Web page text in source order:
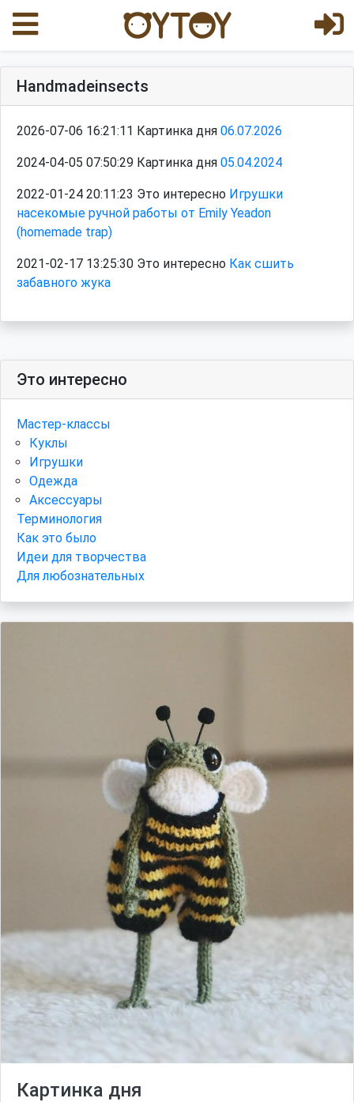
Handmadeinsects
2026-07-06 16:21:11 Картинка дня 06.07.2026
2024-04-05 07:50:29 Картинка дня 05.04.2024
2022-01-24 20:11:23 Это интересно Игрушки
насекомые ручной работы от Emily Yeadon
(homemade trap)
2021-02-17 13:25:30 Это интересно Как сшить
забавного жука
Это интересно
Мастер-классы
Куклы
Игрушки
Одежда
Аксессуары
Терминология
Как это было
Идеи для творчества
Для любознательных
Картинка дня